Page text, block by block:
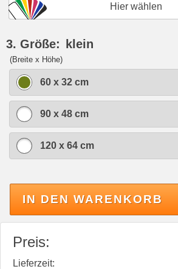
Hier wählen
3. Größe: klein
(Breite x Höhe)
60 x 32 cm
90 x 48 cm
120 x 64 cm
IN DEN WARENKORB
Preis:
Lieferzeit: